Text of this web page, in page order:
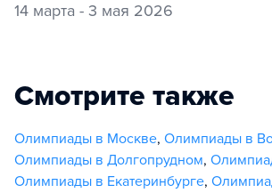
14 марта - 3 мая 2026
Смотрите также
Олимпиады в Москве, Олимпиады в
Олимпиады в Долгопрудном,
Олимпиады в Екатеринбурге,